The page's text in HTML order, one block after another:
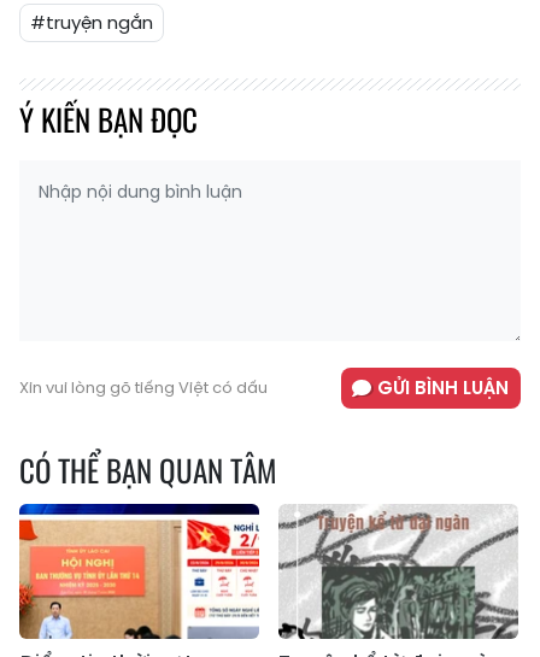
#truyện ngắn
Ý KIẾN BẠN ĐỌC
Xin vui lòng gõ tiếng Việt có dấu GỬI BÌNH LUẬN
CÓ THỂ BẠN QUAN TÂM